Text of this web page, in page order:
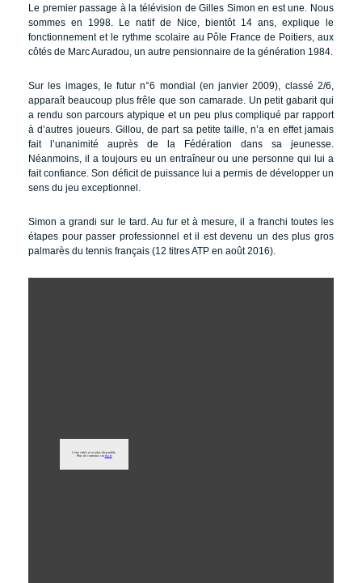
Le premier passage à la télévision de Gilles Simon en est une. Nous
sommes en 1998. Le natif de Nice, bientôt 14 ans, explique le
fonctionnement et le rythme scolaire au Pôle France de Poitiers, aux
côtés de Marc Auradou, un autre pensionnaire de la génération 1984.
Sur les images, le futur n°6 mondial (en janvier 2009), classé 2/6,
apparaît beaucoup plus frêle que son camarade. Un petit gabarit qui
a rendu son parcours atypique et un peu plus compliqué par rapport
à d’autres joueurs. Gillou, de part sa petite taille, n’a en effet jamais
fait l’unanimité auprès de la Fédération dans sa jeunesse.
Néanmoins, il a toujours eu un entraîneur ou une personne qui lui a
fait confiance. Son déficit de puissance lui a permis de développer un
sens du jeu exceptionnel.
Simon a grandi sur le tard. Au fur et à mesure, il a franchi toutes les
étapes pour passer professionnel et il est devenu un des plus gros
palmarès du tennis français (12 titres ATP en août 2016).